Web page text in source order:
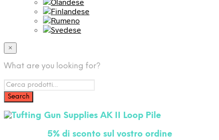
×
What are you looking for?
5% di sconto sul vostro ordine